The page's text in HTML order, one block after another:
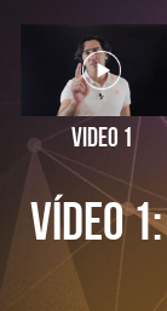
Video 1
Vídeo